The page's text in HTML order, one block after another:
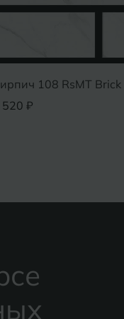
108 RsMT Brick
520 ₽